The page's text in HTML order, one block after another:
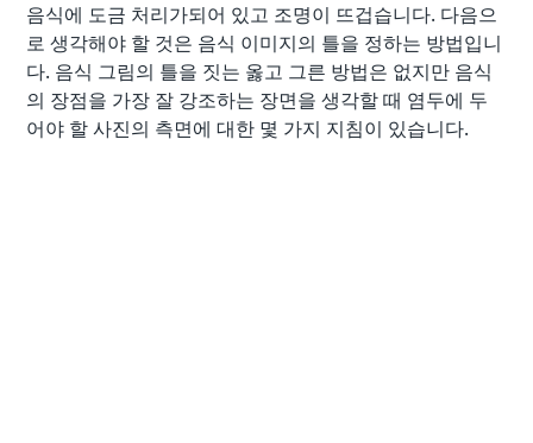
음식에 도금 처리가되어 있고 조명이 뜨겁습니다. 다음으
로 생각해야 할 것은 음식 이미지의 틀을 정하는 방법입니
다. 음식 그림의 틀을 짓는 옳고 그른 방법은 없지만 음식
의 장점을 가장 잘 강조하는 장면을 생각할 때 염두에 두
어야 할 사진의 측면에 대한 몇 가지 지침이 있습니다.